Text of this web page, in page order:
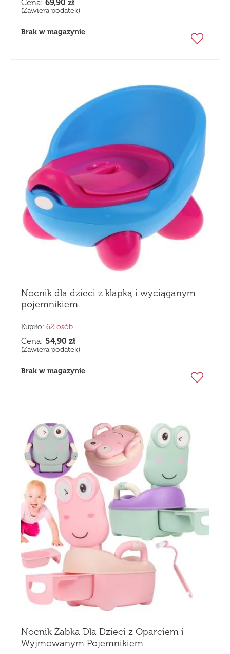
Cena: 69,90 zł
(Zawiera podatek)
Brak w magazynie
Nocnik dla dzieci z klapką i wyciąganym
pojemnikiem
Kupiło: 62 osób
Cena: 54,90 zł
(Zawiera podatek)
Brak w magazynie
Nocnik Żabka Dla Dzieci z Oparciem i
Wyjmowanym Pojemnikiem